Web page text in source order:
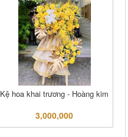
Kệ hoa khai trương - Hoàng kim
3,000,000